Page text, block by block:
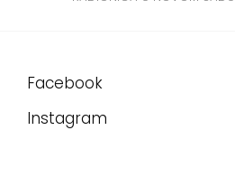
navigation
Facebook
Instagram